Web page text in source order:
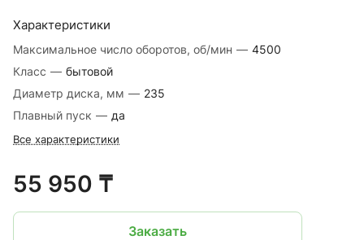
Характеристики
Максимальное число оборотов, об/мин — 4500
Класс — бытовой
Диаметр диска, мм — 235
Плавный пуск — да
Все характеристики
55 950 ₸
Заказать